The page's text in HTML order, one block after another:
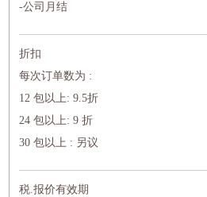
-公司月结
折扣
每次订单数为 :
12 包以上: 9.5折
24 包以上: 9 折
30 包以上 : 另议
税.报价有效期